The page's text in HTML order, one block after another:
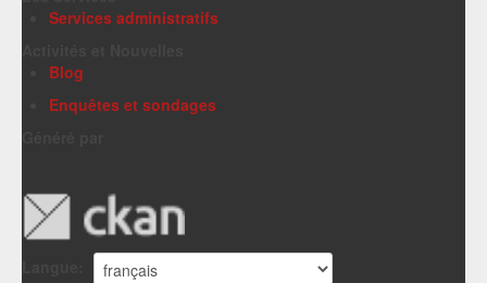
Services administratifs
Blog
Enquêtes et sondages